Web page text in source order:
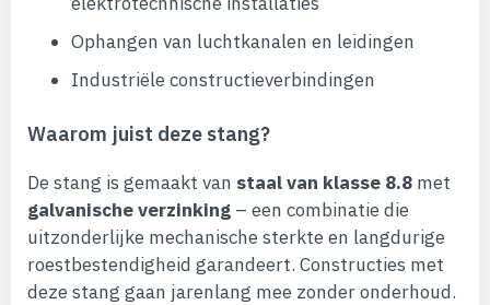
Ophangen van luchtkanalen en leidingen
Industriële constructieverbindingen
Waarom juist deze stang?
De stang is gemaakt van staal van klasse 8.8 met
galvanische verzinking – een combinatie die
uitzonderlijke mechanische sterkte en langdurige
roestbestendigheid garandeert. Constructies met
deze stang gaan jarenlang mee zonder onderhoud.